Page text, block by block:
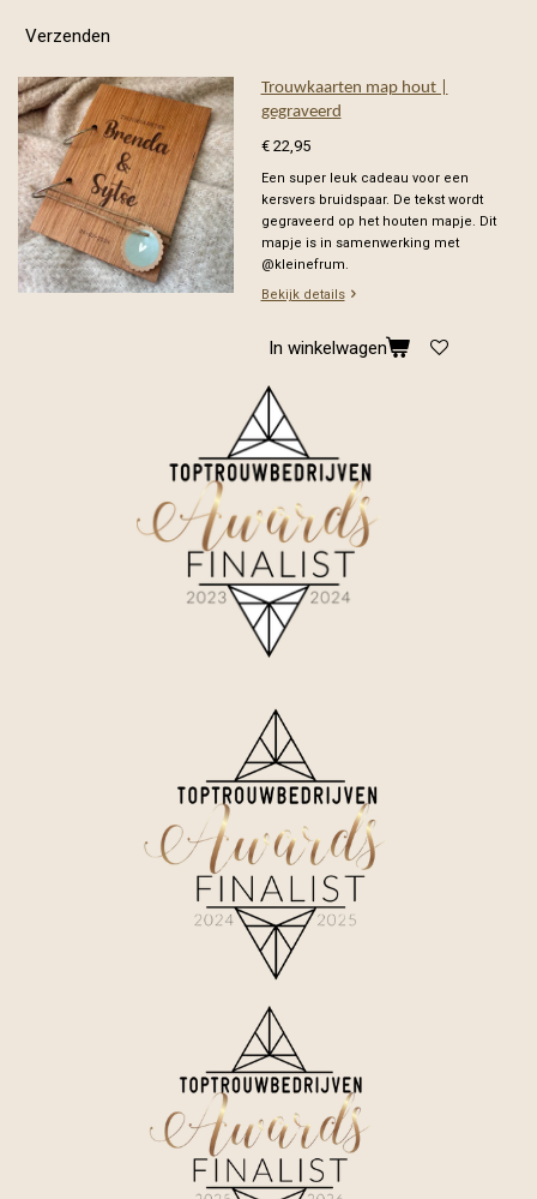
Verzenden
Trouwkaarten map hout |
gegraveerd
€ 22,95
Een super leuk cadeau voor een
kersvers bruidspaar. De tekst wordt
gegraveerd op het houten mapje. Dit
mapje is in samenwerking met
@kleinefrum.
Bekijk details
In winkelwagen